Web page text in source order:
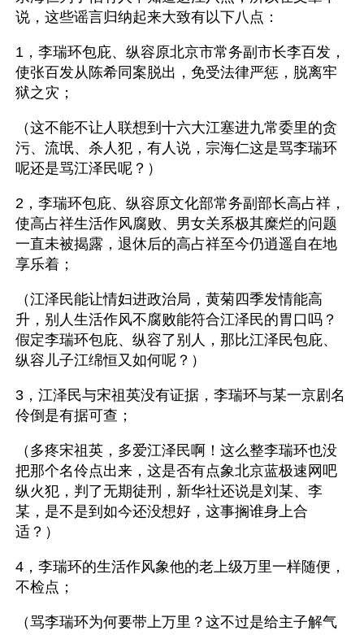
说，这些谣言归纳起来大致有以下八点：
1，李瑞环包庇、纵容原北京市常务副市长李百发，
使张百发从陈希同案脱出，免受法律严惩，脱离牢
狱之灾；
（这不能不让人联想到十六大江塞进九常委里的贪
污、流氓、杀人犯，有人说，宗海仁这是骂李瑞环
呢还是骂江泽民呢？）
2，李瑞环包庇、纵容原文化部常务副部长高占祥，
使高占祥生活作风腐败、男女关系极其糜烂的问题
一直未被揭露，退休后的高占祥至今仍逍遥自在地
享乐着；
（江泽民能让情妇进政治局，黄菊四季发情能高
升，别人生活作风不腐败能符合江泽民的胃口吗？
假定李瑞环包庇、纵容了别人，那比江泽民包庇、
纵容儿子江绵恒又如何呢？）
3，江泽民与宋祖英没有证据，李瑞环与某一京剧名
伶倒是有据可查；
（多疼宋祖英，多爱江泽民啊！这么整李瑞环也没
把那个名伶点出来，这是否有点象北京蓝极速网吧
纵火犯，判了无期徒刑，新华社还说是刘某、李
某，是不是到如今还没想好，这事搁谁身上合
适？）
4，李瑞环的生活作风象他的老上级万里一样随便，
不检点；
（骂李瑞环为何要带上万里？这不过是给主子解气